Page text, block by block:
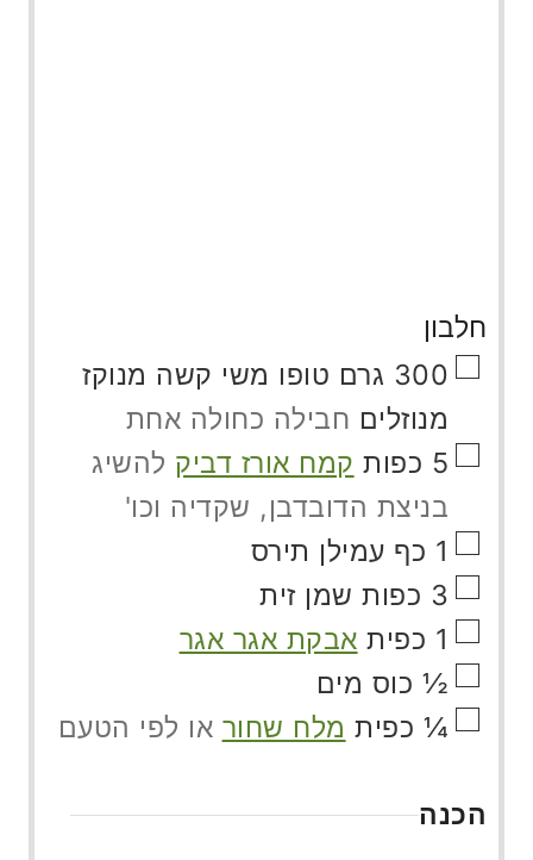
חלבון
▢
300 גרם טופו משי קשה מנוקז
מנוזלים חבילה כחולה אחת
▢
5 כפות קמח אורז דביק להשיג
בניצת הדובדבן, שקדיה וכו'
▢
1 כף עמילן תירס
▢
3 כפות שמן זית
▢
1 כפית אבקת אגר אגר
▢
½ כוס מים
▢
¼ כפית מלח שחור או לפי הטעם
הכנה